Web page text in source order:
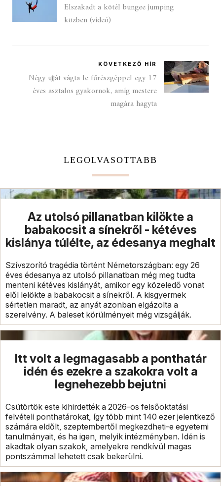
Elszakadt a kötél bungee jumping
közben (videó)
KÖVETKEZŐ HÍR
Négy ujját vágta le fűrészgéppel egy 17
éves asztalos gyakornok, amíg mestere
magára hagyta
LEGOLVASOTTABB
Az utolsó pillanatban kilökte a
babakocsit a sínekről - kétéves
kislánya túlélte, az édesanya meghalt
Szívszorító tragédia történt Németországban: egy 26
éves édesanya az utolsó pillanatban még meg tudta
menteni kétéves kislányát, amikor egy közeledő vonat
elől lelökte a babakocsit a sínekről. A kisgyermek
sértetlen maradt, az anyát azonban elgázolta a
szerelvény. A baleset körülményeit még vizsgálják.
Itt volt a legmagasabb a ponthatár
idén és ezekre a szakokra volt a
legnehezebb bejutni
Csütörtök este kihirdették a 2026-os felsőoktatási
felvételi ponthatárokat, így több mint 140 ezer jelentkező
számára eldőlt, szeptembertől megkezdheti-e egyetemi
tanulmányait, és ha igen, melyik intézményben. Idén is
akadtak olyan szakok, amelyekre rendkívül magas
pontszámmal lehetett csak bekerülni.